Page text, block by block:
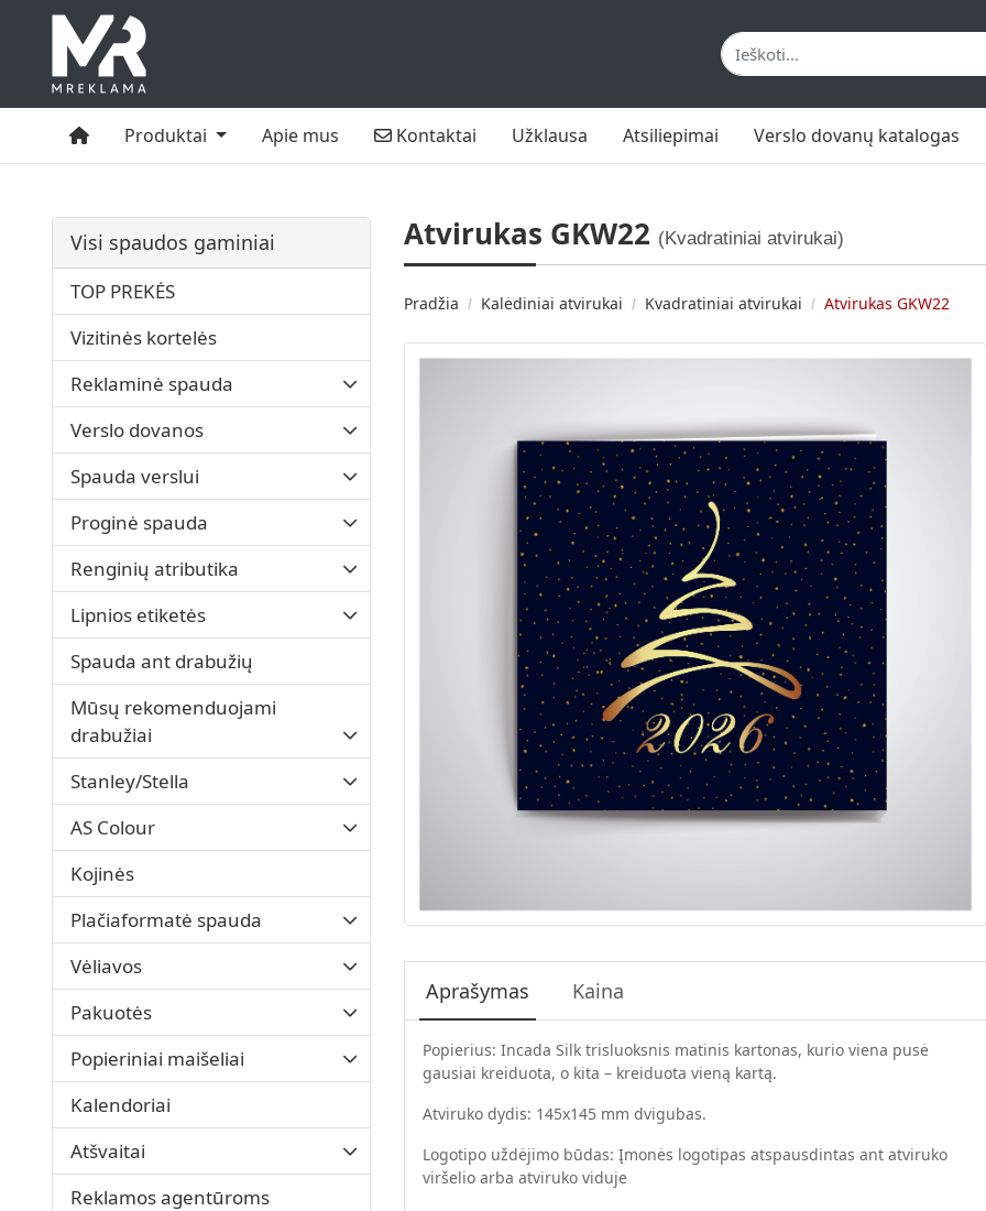
NamaiProduktai Apie mus Kontaktai
Kontaktai Užklausa Atsiliepimai Verslo dovanų katalogas
Visi spaudos gaminiai
TOP PREKĖS
Vizitinės kortelės
Reklaminė spauda
Verslo dovanos
Spauda verslui
Proginė spauda
Renginių atributika
Lipnios etiketės
Spauda ant drabužių
Mūsų rekomenduojami
drabužiai
Stanley/Stella
AS Colour
Kojinės
Plačiaformatė spauda
Vėliavos
Pakuotės
Popieriniai maišeliai
Kalendoriai
Atšvaitai
Reklamos agentūroms
Atvirukas GKW22 (Kvadratiniai atvirukai)
Pradžia Kalėdiniai atvirukai Kvadratiniai atvirukai Atvirukas GKW22
Aprašymas Kaina
Popierius: Incada Silk trisluoksnis matinis kartonas, kurio viena pusė
gausiai kreiduota, o kita – kreiduota vieną kartą.
Atviruko dydis: 145x145 mm dvigubas.
Logotipo uždėjimo būdas: Įmonės logotipas atspausdintas ant atviruko
viršelio arba atviruko viduje